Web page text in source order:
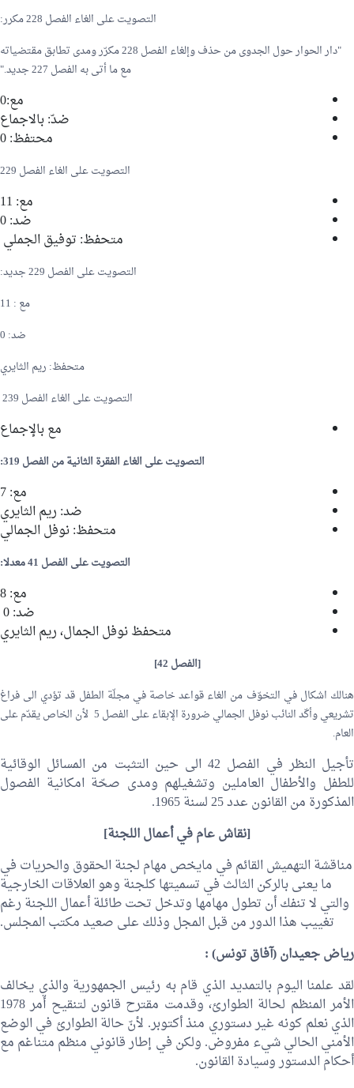
التصويت على الغاء الفصل 228 مكرر:
"دار الحوار حول الجدوى من حذف وإلغاء الفصل 228 مكرّر ومدى تطابق مقتضياته
مع ما أتى به الفصل 227 جديد."
مع:0
ضدّ: بالاجماع
محتفظ: 0
التصويت على الغاء الفصل 229
مع: 11
ضد: 0
متحفظ: توفيق الجملي
التصويت على الفصل 229 جديد:
مع : 11
ضد: 0
متحفظ: ريم الثايري
التصويت على الغاء الفصل 239
مع بالإجماع
التصويت على الغاء الفقرة الثانية من الفصل 319:
مع: 7
ضد: ريم الثايري
متحفظ:نوفل الجمالي
التصويت على الفصل 41 معدلا:
مع: 8
ضد: 0
متحفظ نوفل الجمال، ريم الثايري
[الفصل 42]
هنالك اشكال في التخوّف من الغاء قواعد خاصة في مجلّة الطفل قد تؤدي الى فراغ
تشريعي وأكّد النائبنوفل الجمالي
ضرورة الإبقاء على الفصل 5 لأن الخاص يقدّم على
العام.
تأجيل النظر في الفصل 42 الى حين التثبت من المسائل الوقائية
للطفل والأطفال العاملين وتشغيلهم ومدى صحّة امكانية الفصول
المذكورة من القانون عدد 25 لسنة 1965.
[نقاش عام في أعمال اللجنة]
مناقشة التهميش القائم في مايخص مهام لجنة الحقوق والحريات في
ما يعنى بالركن الثالث في تسميتها كلجنة وهو العلاقات الخارجية
والتي لا تنفك أن تطول مهامها وتدخل تحت طائلة أعمال اللجنة رغم
تغييب هذا الدور من قبل المجل وذلك على صعيد مكتب المجلس.
رياض جعيدان(آفاق تونس) :
لقد علمنا اليوم بالتمديد الذي قام به رئيس الجمهورية والذي يخالف
الأمر المنظم لحالة الطوارئ، وقدمت مقترح قانون لتنقيح أمر 1978
الذي نعلم كونه غير دستوري منذ أكتوبر. لأنّ حالة الطوارئ في الوضع
الأمني الحالي شيء مفروض. ولكن في إطار قانوني منظم متناغم مع
أحكام الدستور وسيادة القانون.